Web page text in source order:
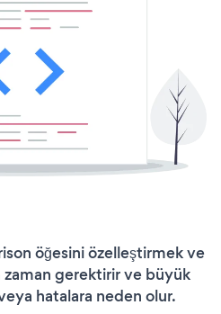
öğesini özelleştirmek ve
gerektirir ve büyük
hatalara neden olur.